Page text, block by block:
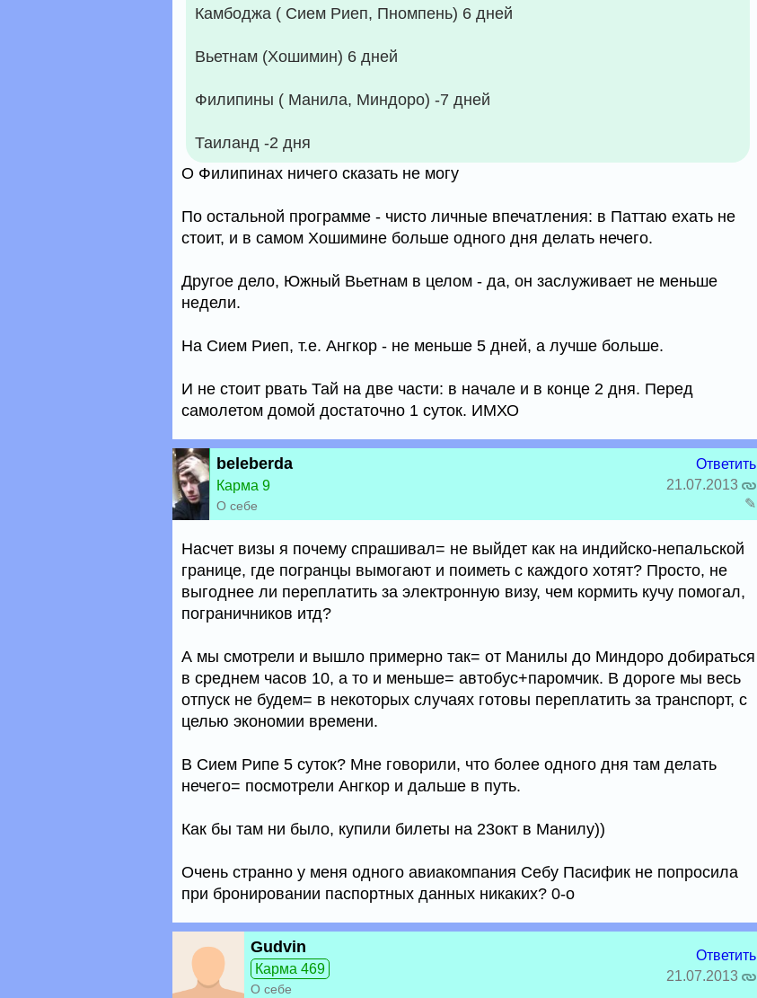
Камбоджа ( Сием Риеп, Пномпень) 6 дней
Вьетнам (Хошимин) 6 дней
Филипины ( Манила, Миндоро) -7 дней
Таиланд -2 дня
О Филипинах ничего сказать не могу
По остальной программе - чисто личные впечатления: в Паттаю ехать не
стоит, и в самом Хошимине больше одного дня делать нечего.
Другое дело, Южный Вьетнам в целом - да, он заслуживает не меньше
недели.
На Сием Риеп, т.е. Ангкор - не меньше 5 дней, а лучше больше.
И не стоит рвать Тай на две части: в начале и в конце 2 дня. Перед
самолетом домой достаточно 1 суток. ИМХО
beleberda
Карма 9
О себе
Ответить
21.07.2013
✎
Насчет визы я почему спрашивал= не выйдет как на индийско-непальской
границе, где погранцы вымогают и поиметь с каждого хотят? Просто, не
выгоднее ли переплатить за электронную визу, чем кормить кучу помогал,
пограничников итд?
А мы смотрели и вышло примерно так= от Манилы до Миндоро добираться
в среднем часов 10, а то и меньше= автобус+паромчик. В дороге мы весь
отпуск не будем= в некоторых случаях готовы переплатить за транспорт, с
целью экономии времени.
В Сием Рипе 5 суток? Мне говорили, что более одного дня там делать
нечего= посмотрели Ангкор и дальше в путь.
Как бы там ни было, купили билеты на 23окт в Манилу))
Очень странно у меня одного авиакомпания Себу Пасифик не попросила
при бронировании паспортных данных никаких? 0-о
Gudvin
Карма 469
О себе
Ответить
21.07.2013